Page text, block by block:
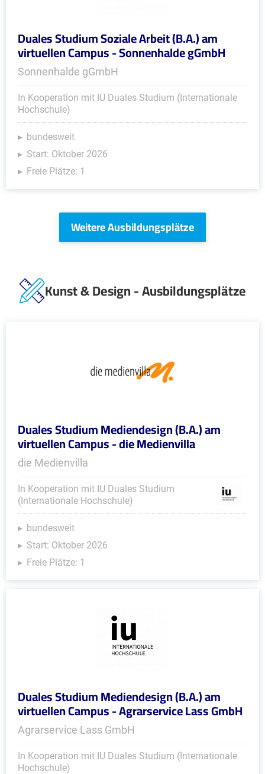
Duales Studium Soziale Arbeit (B.A.) am
virtuellen Campus - Sonnenhalde gGmbH
Sonnenhalde gGmbH
In Kooperation mit IU Duales Studium (Internationale
Hochschule)
bundesweit
Start: Oktober 2026
Freie Plätze: 1
Weitere Ausbildungsplätze
Kunst & Design - Ausbildungsplätze
Duales Studium Mediendesign (B.A.) am
virtuellen Campus - die Medienvilla
die Medienvilla
In Kooperation mit IU Duales Studium
(Internationale Hochschule)
bundesweit
Start: Oktober 2026
Freie Plätze: 1
Duales Studium Mediendesign (B.A.) am
virtuellen Campus - Agrarservice Lass GmbH
Agrarservice Lass GmbH
In Kooperation mit IU Duales Studium (Internationale
Hochschule)